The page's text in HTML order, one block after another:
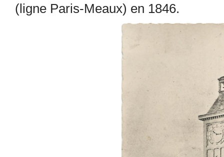
(ligne Paris-Meaux) en 1846.